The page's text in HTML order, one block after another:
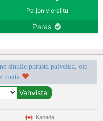
Paljon vierailtu
Paras
sinulle parasta palvelua, ole
meitä
Kanada